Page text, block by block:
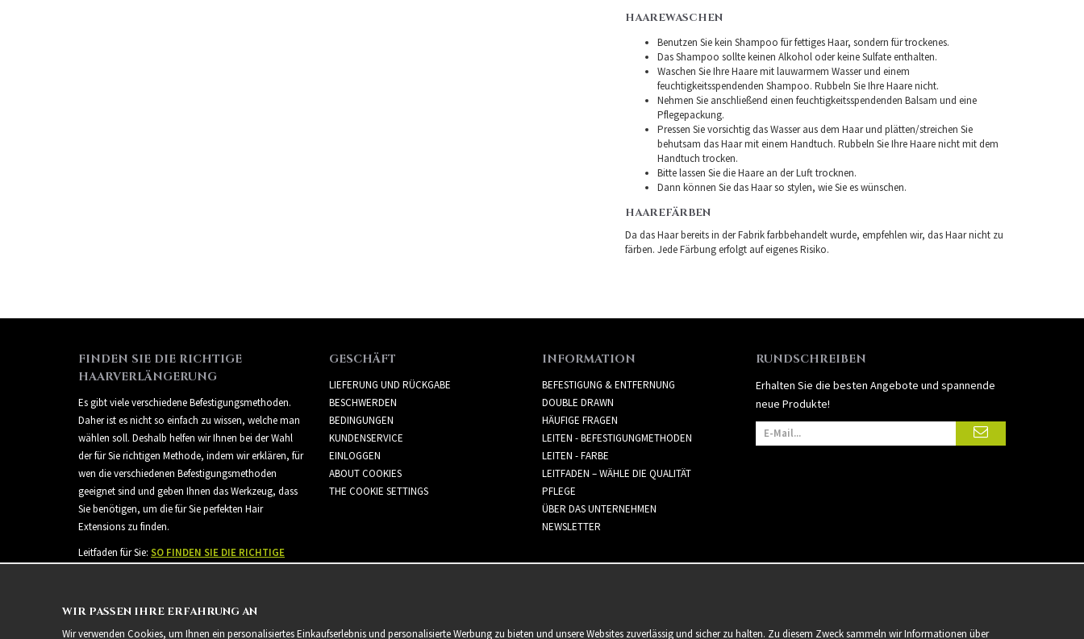
HAAREWASCHEN
Benutzen Sie kein Shampoo für fettiges Haar, sondern für trockenes.
Das Shampoo sollte keinen Alkohol oder keine Sulfate enthalten.
Waschen Sie Ihre Haare mit lauwarmem Wasser und einem
feuchtigkeitsspendenden Shampoo. Rubbeln Sie Ihre Haare nicht.
Nehmen Sie anschließend einen feuchtigkeitsspendenden Balsam und eine
Pflegepackung.
Pressen Sie vorsichtig das Wasser aus dem Haar und plätten/streichen Sie
behutsam das Haar mit einem Handtuch. Rubbeln Sie Ihre Haare nicht mit dem
Handtuch trocken.
Bitte lassen Sie die Haare an der Luft trocknen.
Dann können Sie das Haar so stylen, wie Sie es wünschen.
HAAREFÄRBEN
Da das Haar bereits in der Fabrik farbbehandelt wurde, empfehlen wir, das Haar nicht zu
färben. Jede Färbung erfolgt auf eigenes Risiko.
FINDEN SIE DIE RICHTIGE
HAARVERLÄNGERUNG
Es gibt viele verschiedene Befestigungsmethoden.
Daher ist es nicht so einfach zu wissen, welche man
wählen soll. Deshalb helfen wir Ihnen bei der Wahl
der für Sie richtigen Methode, indem wir erklären, für
wen die verschiedenen Befestigungsmethoden
geeignet sind und geben Ihnen das Werkzeug, dass
Sie benötigen, um die für Sie perfekten Hair
Extensions zu finden.
Leitfaden für Sie: SO FINDEN SIE DIE RICHTIGE
GESCHÄFT
LIEFERUNG UND RÜCKGABE
BESCHWERDEN
BEDINGUNGEN
KUNDENSERVICE
EINLOGGEN
ABOUT COOKIES
THE COOKIE SETTINGS
INFORMATION
BEFESTIGUNG & ENTFERNUNG
DOUBLE DRAWN
HÄUFIGE FRAGEN
LEITEN - BEFESTIGUNGMETHODEN
LEITEN - FARBE
LEITFADEN – WÄHLE DIE QUALITÄT
PFLEGE
ÜBER DAS UNTERNEHMEN
NEWSLETTER
RUNDSCHREIBEN
Erhalten Sie die besten Angebote und spannende
neue Produkte!
WIR PASSEN IHRE ERFAHRUNG AN
Wir verwenden Cookies, um Ihnen ein personalisiertes Einkaufserlebnis und personalisierte Werbung zu bieten und unsere Websites zuverlässig und sicher zu halten. Zu diesem Zweck sammeln wir Informationen über